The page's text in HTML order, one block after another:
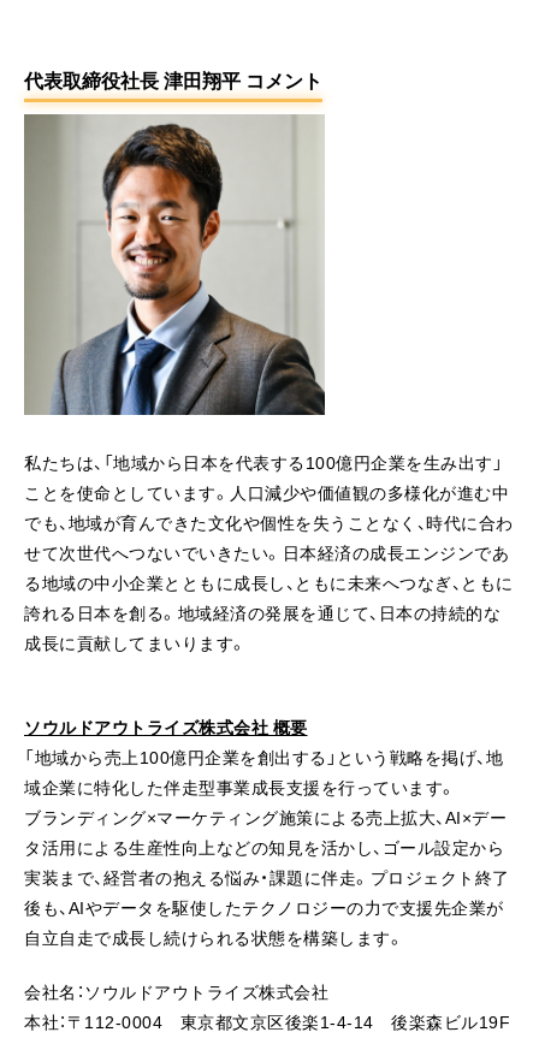
代表取締役社長 津田翔平 コメント
私たちは、「地域から日本を代表する100億円企業を生み出す」
ことを使命としています。人口減少や価値観の多様化が進む中
でも、地域が育んできた文化や個性を失うことなく、時代に合わ
せて次世代へつないでいきたい。日本経済の成長エンジンであ
る地域の中小企業とともに成長し、ともに未来へつなぎ、ともに
誇れる日本を創る。地域経済の発展を通じて、日本の持続的な
成長に貢献してまいります。
ソウルドアウトライズ株式会社 概要
「地域から売上100億円企業を創出する」という戦略を掲げ、地
域企業に特化した伴走型事業成長支援を行っています。
ブランディング×マーケティング施策による売上拡大、AI×デー
タ活用による生産性向上などの知見を活かし、ゴール設定から
実装まで、経営者の抱える悩み・課題に伴走。プロジェクト終了
後も、AIやデータを駆使したテクノロジーの力で支援先企業が
自立自走で成長し続けられる状態を構築します。
会社名：ソウルドアウトライズ株式会社
本社：〒112-0004 東京都文京区後楽1-4-14 後楽森ビル19F